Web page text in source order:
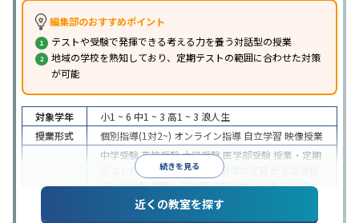
編集部のおすすめポイント
テストや受験で発揮できる考える力を養う対話型の授業
地域の学校を熟知しており、定期テストの範囲に合わせた対策
が可能
続きを見る
対象学年 小1 ~ 6 中1 ~ 3 高1 ~ 3 浪人生
授業形式
個別指導(1対2~) オンライン指導 自立学習 映像授業
中学受験高校受験大学受験 医学部受験 授業・定期
テスト対策
内申点対策 学習習慣の定着
(旧AO)対策推薦入試対策学校別特化対策国公立大
私大対策共通テスト対策
英語・英会話特化
近くの教室を探す